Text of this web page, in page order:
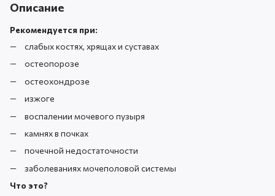
Описание
Рекомендуется при:
слабых костях, хрящах и суставах
остеопорозе
остеохондрозе
изжоге
воспалении мочевого пузыря
камнях в почках
почечной недостаточности
заболеваниях мочеполовой системы
Что это?